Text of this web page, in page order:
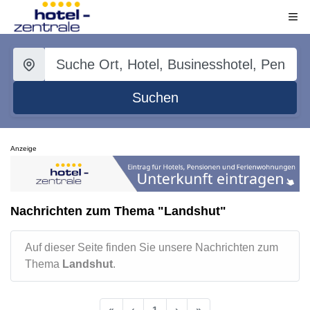
Suchen
Anzeige
Nachrichten zum Thema "Landshut"
Auf dieser Seite finden Sie unsere Nachrichten zum
Thema Landshut.